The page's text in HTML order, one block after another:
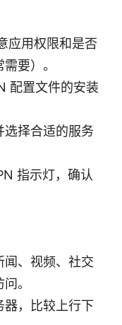
应用权限和是否
要）。
配置文件的安装
选择合适的服务
指示灯，确认
闻、视频、社交
。
器，比较上行下